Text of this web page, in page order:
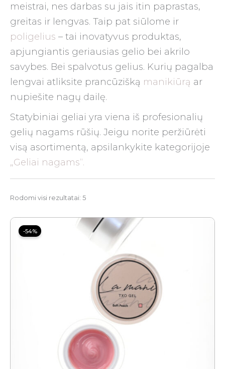
meistrai, nes darbas su jais itin paprastas,
greitas ir lengvas. Taip pat siūlome ir
poligelius – tai inovatyvus produktas,
apjungiantis geriausias gelio bei akrilo
savybes. Bei spalvotus gelius. Kurių pagalba
lengvai atliksite prancūzišką manikiūrą ar
nupiešite nagų dailę.
Statybiniai geliai yra viena iš profesionalių
gelių nagams rūšių. Jeigu norite peržiūrėti
visą asortimentą, apsilankykite kategorijoje
„Geliai nagams“.
Rodomi visi rezultatai: 5
-54%
Price
range: